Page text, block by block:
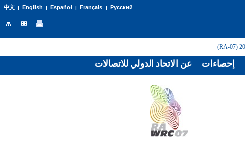
中文| English | Español | Français| Русский
عن الاتحاد الدولي للاتصالات إحصاءات